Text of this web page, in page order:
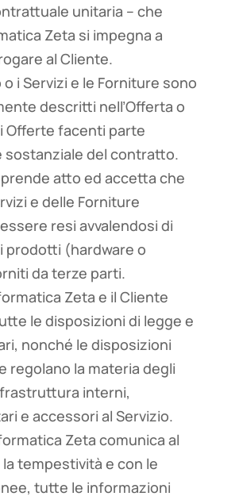
unitaria – che
Zeta si impegna a
al Cliente.
o i Servizi e le Forniture sono
descritti nell’Offerta o
Offerte facenti parte
sostanziale del contratto.
prende atto ed accetta che
e delle Forniture
resi avvalendosi di
prodotti (hardware o
da terze parti.
Zeta e il Cliente
le disposizioni di legge e
nonché le disposizioni
regolano la materia degli
interni,
e accessori al Servizio.
Zeta comunica al
tempestività e con le
tutte le informazioni